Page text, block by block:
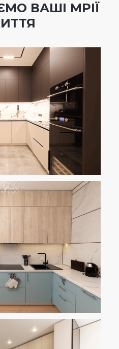
ВАШІ МРІЇ